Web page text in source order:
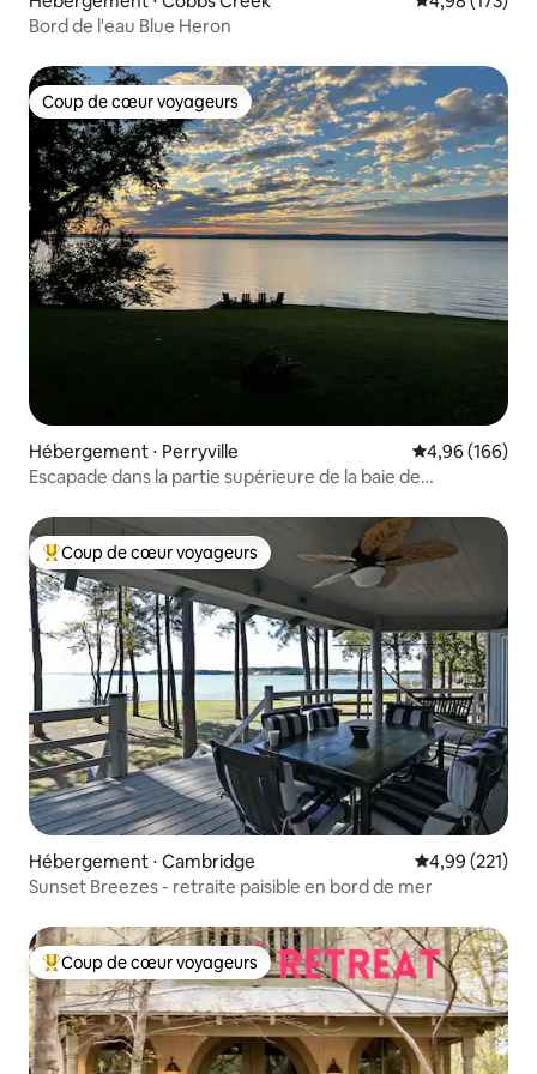
Bord de l'eau Blue Heron
Coup de cœur voyageurs
Coup de cœur voyageurs
Hébergement ⋅ Perryville Évaluation
4,96 (166)
Escapade dans la partie supérieure de la baie de
Coups de cœur voyageurs les plus appréciés
Coup de cœur voyageurs
Hébergement ⋅ Cambridge Évaluation
4,99 (221)
Sunset Breezes - retraite paisible en bord de mer
Coups de cœur voyageurs les plus appréciés
Coup de cœur voyageurs